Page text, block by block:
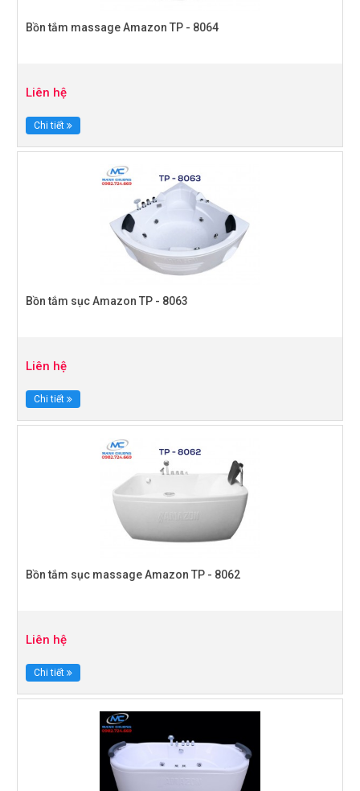
Bồn tắm massage Amazon TP - 8064
Liên hệ
Chi tiết
Bồn tắm sục Amazon TP - 8063
Liên hệ
Chi tiết
Bồn tắm sục massage Amazon TP - 8062
Liên hệ
Chi tiết